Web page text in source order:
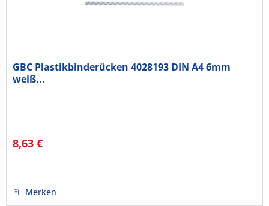
GBC Plastikbinderücken 4028193 DIN A4 6mm
weiß...
8,63 €
Merken